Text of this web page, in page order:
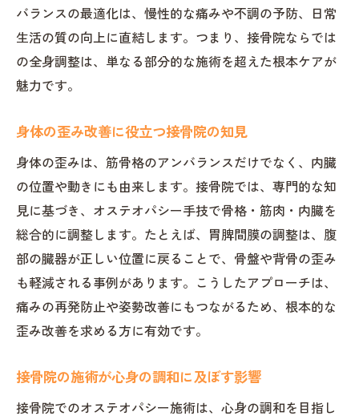
慢性的な痛みに悩む方へ接骨院の新提案
慢性的な痛みへ接骨院からの解決策
接骨院でできる痛みの根本的な見直し
接骨院選びで大切な施術前のポイント
接骨院を活用した日常ケアの考え方
胃脾間膜へのアプローチが与える効果とは
接骨院が注目する胃脾間膜調整の意味
胃脾間膜アプローチで期待できる変化
接骨院で行う胃脾間膜施術の具体例
胃脾間膜への手技が全身に与える影響
オステオパシーと胃脾間膜調整の関係性
接骨院の視点で考える内臓調整の重要性
バランスの最適化は、慢性的な痛みや不調の予防、日常
生活の質の向上に直結します。つまり、接骨院ならでは
の全身調整は、単なる部分的な施術を超えた根本ケアが
魅力です。
身体の歪み改善に役立つ接骨院の知見
身体の歪みは、筋骨格のアンバランスだけでなく、内臓
の位置や動きにも由来します。接骨院では、専門的な知
見に基づき、オステオパシー手技で骨格・筋肉・内臓を
総合的に調整します。たとえば、胃脾間膜の調整は、腹
部の臓器が正しい位置に戻ることで、骨盤や背骨の歪み
も軽減される事例があります。こうしたアプローチは、
痛みの再発防止や姿勢改善にもつながるため、根本的な
歪み改善を求める方に有効です。
接骨院の施術が心身の調和に及ぼす影響
接骨院でのオステオパシー施術は、心身の調和を目指し